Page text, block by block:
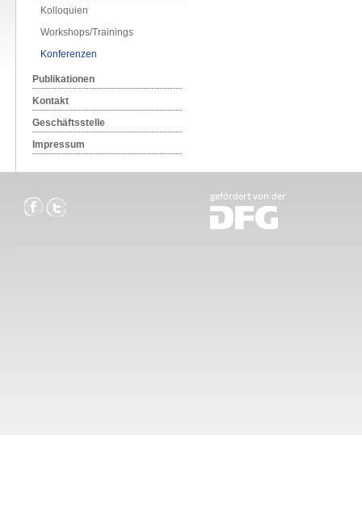
Kolloquien
Workshops/Trainings
Konferenzen
Publikationen
Kontakt
Geschäftsstelle
Impressum